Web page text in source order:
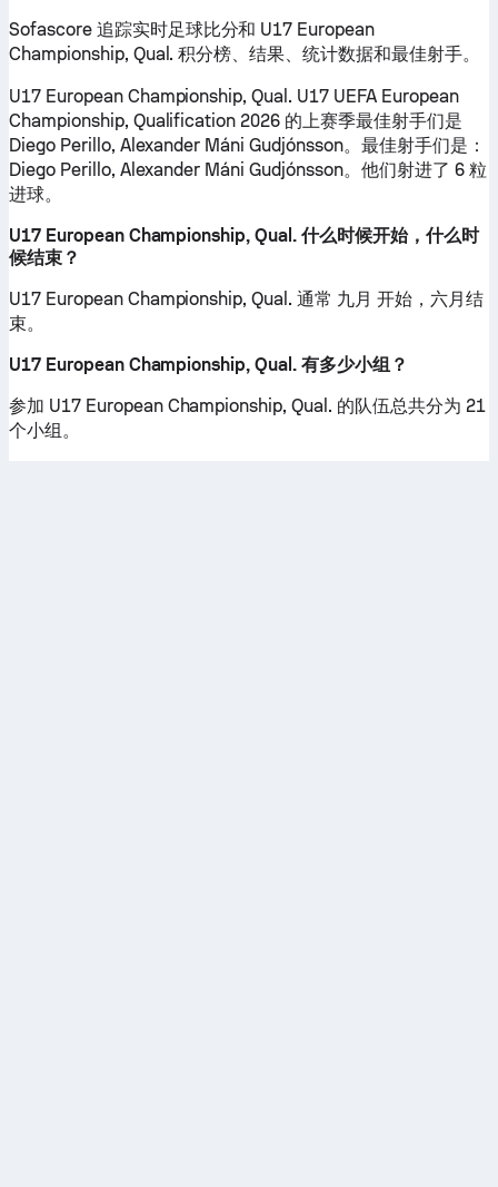
Sofascore 追踪实时足球比分和 U17 European
Championship, Qual. 积分榜、结果、统计数据和最佳射手。
U17 European Championship, Qual. U17 UEFA European
Championship, Qualification 2026 的上赛季最佳射手们是
Diego Perillo, Alexander Máni Gudjónsson。最佳射手们是：
Diego Perillo, Alexander Máni Gudjónsson。他们射进了 6 粒
进球。
U17 European Championship, Qual. 什么时候开始，什么时
候结束？
U17 European Championship, Qual. 通常 九月 开始，六月结
束。
U17 European Championship, Qual. 有多少小组？
参加 U17 European Championship, Qual. 的队伍总共分为 21
个小组。